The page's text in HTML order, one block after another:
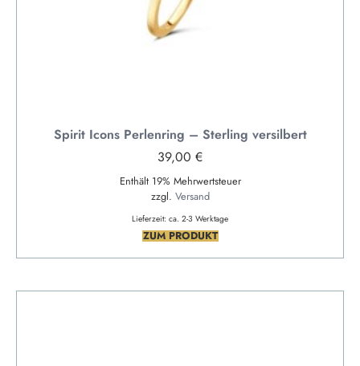
Spirit Icons Perlenring – Sterling versilbert
39,00 €
Enthält 19% Mehrwertsteuer
zzgl. Versand
Lieferzeit: ca. 2-3 Werktage
ZUM PRODUKT